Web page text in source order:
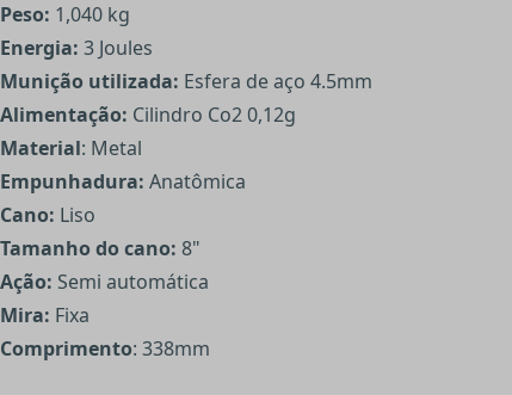
Peso: 1,040 kg
Energia: 3 Joules
Munição utilizada: Esfera de aço 4.5mm
Alimentação: Cilindro Co2 0,12g
Material: Metal
Empunhadura: Anatômica
Cano: Liso
Tamanho do cano: 8"
Ação: Semi automática
Mira: Fixa
Comprimento: 338mm